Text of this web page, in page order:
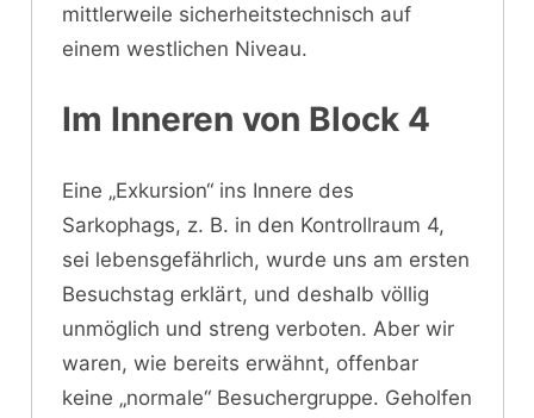
mittlerweile sicherheitstechnisch auf
einem westlichen Niveau.
Im Inneren von Block 4
Eine „Exkursion“ ins Innere des
Sarkophags, z. B. in den Kontrollraum 4,
sei lebensgefährlich, wurde uns am ersten
Besuchstag erklärt, und deshalb völlig
unmöglich und streng verboten. Aber wir
waren, wie bereits erwähnt, offenbar
keine „normale“ Besuchergruppe. Geholfen